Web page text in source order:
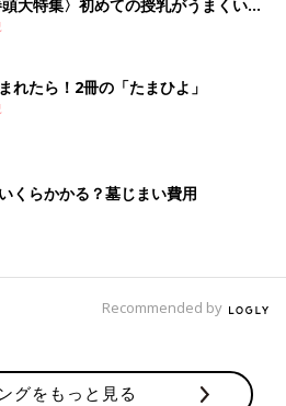
大特集〉初めての授乳がうまくい
ミルクの基本と夏のトラブル 解決テ
れたら！2冊の「たまひよ」
くらかかる？墓じまい費用
Recommended by
グをもっと見る